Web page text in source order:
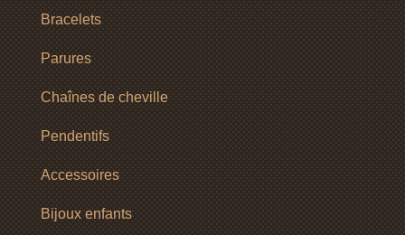
Bracelets
Parures
Chaînes de cheville
Pendentifs
Accessoires
Bijoux enfants